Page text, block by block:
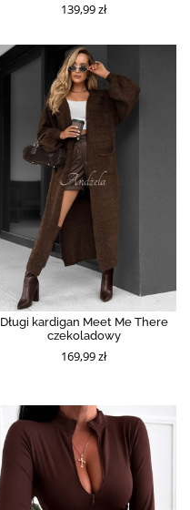
139,99 zł
Długi kardigan Meet Me There
czekoladowy
169,99 zł